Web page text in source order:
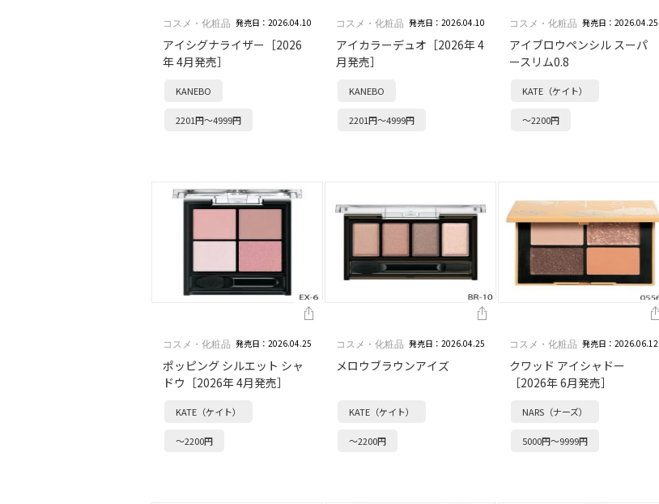
コスメ・化粧品 発売日：2026.04.10
アイシグナライザー［2026
年 4月発売］
KANEBO
2201円～4999円
コスメ・化粧品 発売日：2026.04.10
アイカラーデュオ［2026年 4
月発売］
KANEBO
2201円～4999円
コスメ・化粧品 発売日：2026.04.25
アイブロウペンシル スーパ
ースリム0.8
KATE（ケイト）
～2200円
コスメ・化粧品 発売日：2026.04.25
ポッピング シルエット シャ
ドウ［2026年 4月発売］
KATE（ケイト）
～2200円
コスメ・化粧品 発売日：2026.04.25
メロウブラウンアイズ
KATE（ケイト）
～2200円
コスメ・化粧品 発売日：2026.06.12
クワッド アイシャドー
［2026年 6月発売］
NARS（ナーズ）
5000円～9999円